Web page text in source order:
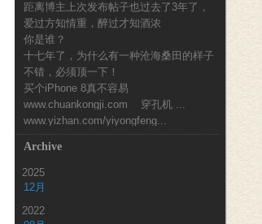
距离博主上次发布帖子也过去了3年了，
时间真的好快...
爱过方知情重，醉过才知酒浓
你是谁？
十七年了，为什么有一种沧海桑田的样子
不错，必须顶一下！
买个iPhone 8真不容易
www.chuankongji.com 穿孔机 ...
www.yizhan.com/yiyongfeng...
Archive
2025
12月
2022